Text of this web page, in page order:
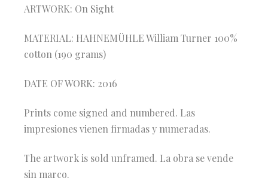
ARTWORK: On Sight
MATERIAL: HAHNEMÜHLE William Turner 100%
cotton (190 grams)
DATE OF WORK: 2016
Prints come signed and numbered. Las
impresiones vienen firmadas y numeradas.
The artwork is sold unframed. La obra se vende
sin marco.